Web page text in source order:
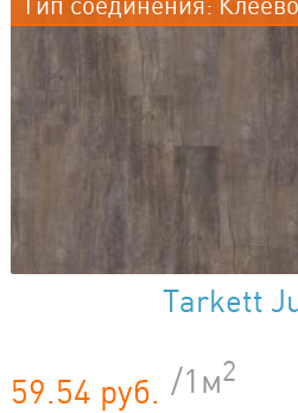
Tarkett
59.54 руб. /1м2